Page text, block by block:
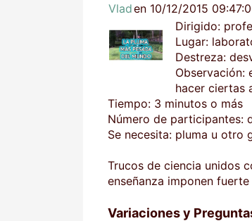
n
t
)
Vladen 10/12/2015
Dirigido:
Lugar:
Destreza:
Observación:
hacer ciertas
Tiempo: 3 minutos o más
Número de participantes:
Se necesita: pluma u otro
Trucos de ciencia unidos
enseñanza imponen fuerte
Variaciones y